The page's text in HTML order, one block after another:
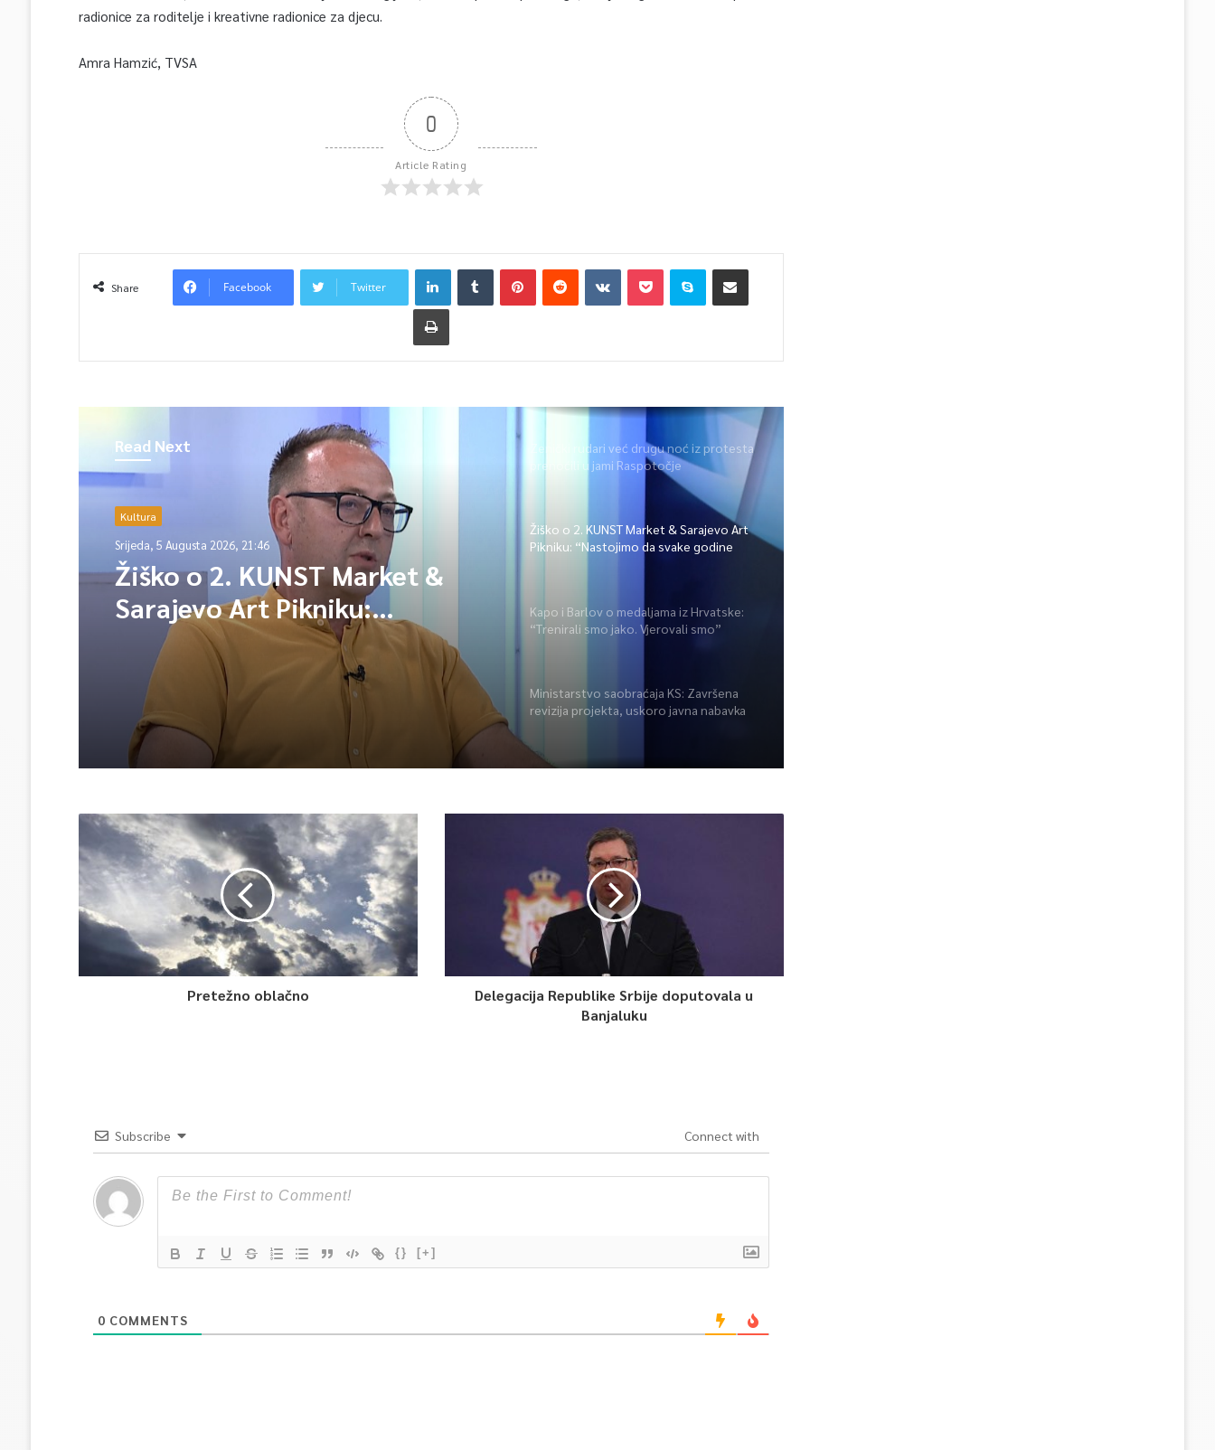
radionice za roditelje i kreativne radionice za djecu.
Amra Hamzić, TVSA
0
Article Rating
Share Facebook Twitter
Read Next
Kultura
Srijeda, 5 Augusta 2026, 21:46
Žiško o 2. KUNST Market &
Sarajevo Art Pikniku:
“Nastojimo da svake godine
ponudimo više događaja”
(video)
Zenički rudari već drugu noć iz protesta
prenoćili u jami Raspotočje
Žiško o 2. KUNST Market & Sarajevo Art
Pikniku: “Nastojimo da svake godine
Kapo i Barlov o medaljama iz Hrvatske:
“Trenirali smo jako. Vjerovali smo”
Ministarstvo saobraćaja KS: Završena
revizija projekta, uskoro javna nabavka
Pretežno oblačno
Delegacija Republike Srbije doputovala u
Banjaluku
Subscribe Connect with
{} [+]
0 COMMENTS